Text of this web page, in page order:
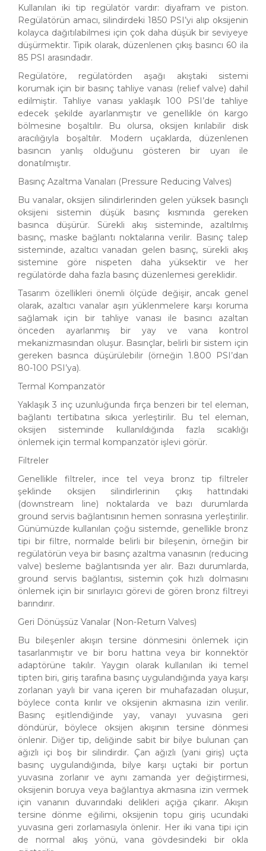
Kullanılan iki tip regülatör vardır: diyafram ve piston.
Regülatörün amacı, silindirdeki 1850 PSI’yi alıp oksijenin
kolayca dağıtılabilmesi için çok daha düşük bir seviyeye
düşürmektir. Tipik olarak, düzenlenen çıkış basıncı 60 ila
85 PSI arasındadır.
Regülatöre, regülatörden aşağı akıştaki sistemi
korumak için bir basınç tahliye vanası (relief valve) dahil
edilmiştir. Tahliye vanası yaklaşık 100 PSI’de tahliye
edecek şekilde ayarlanmıştır ve genellikle ön kargo
bölmesine boşaltılır. Bu olursa, oksijen kırılabilir disk
aracılığıyla boşaltılır. Modern uçaklarda, düzenlenen
basıncın yanlış olduğunu gösteren bir uyarı ile
donatılmıştır.
Basınç Azaltma Vanaları (Pressure Reducing Valves)
Bu vanalar, oksijen silindirlerinden gelen yüksek basınçlı
oksijeni sistemin düşük basınç kısmında gereken
basınca düşürür. Sürekli akış sisteminde, azaltılmış
basınç, maske bağlantı noktalarına verilir. Basınç talep
sisteminde, azaltıcı vanadan gelen basınç, sürekli akış
sistemine göre nispeten daha yüksektir ve her
regülatörde daha fazla basınç düzenlemesi gereklidir.
Tasarım özellikleri önemli ölçüde değişir, ancak genel
olarak, azaltıcı vanalar aşırı yüklenmelere karşı koruma
sağlamak için bir tahliye vanası ile basıncı azaltan
önceden ayarlanmış bir yay ve vana kontrol
mekanizmasından oluşur. Basınçlar, belirli bir sistem için
gereken basınca düşürülebilir (örneğin 1.800 PSI’dan
80-100 PSI’ya).
Termal Kompanzatör
Yaklaşık 3 inç uzunluğunda fırça benzeri bir tel eleman,
bağlantı tertibatına sıkıca yerleştirilir. Bu tel eleman,
oksijen sisteminde kullanıldığında fazla sıcaklığı
önlemek için termal kompanzatör işlevi görür.
Filtreler
Genellikle filtreler, ince tel veya bronz tip filtreler
şeklinde oksijen silindirlerinin çıkış hattındaki
(downstream line) noktalarda ve bazı durumlarda
ground servis bağlantısının hemen sonrasına yerleştirilir.
Günümüzde kullanılan çoğu sistemde, genellikle bronz
tipi bir filtre, normalde belirli bir bileşenin, örneğin bir
regülatörün veya bir basınç azaltma vanasının (reducing
valve) besleme bağlantısında yer alır. Bazı durumlarda,
ground servis bağlantısı, sistemin çok hızlı dolmasını
önlemek için bir sınırlayıcı görevi de gören bronz filtreyi
barındırır.
Geri Dönüşsüz Vanalar (Non-Return Valves)
Bu bileşenler akışın tersine dönmesini önlemek için
tasarlanmıştır ve bir boru hattına veya bir konnektör
adaptörüne takılır. Yaygın olarak kullanılan iki temel
tipten biri, giriş tarafına basınç uygulandığında yaya karşı
zorlanan yaylı bir vana içeren bir muhafazadan oluşur,
böylece conta kırılır ve oksijenin akmasına izin verilir.
Basınç eşitlendiğinde yay, vanayı yuvasına geri
döndürür, böylece oksijen akışının tersine dönmesi
önlenir. Diğer tip, deliğinde sabit bir bilye bulunan çan
ağızlı içi boş bir silindirdir. Çan ağızlı (yani giriş) uçta
basınç uygulandığında, bilye karşı uçtaki bir portun
yuvasına zorlanır ve aynı zamanda yer değiştirmesi,
oksijenin boruya veya bağlantıya akmasına izin vermek
için vananın duvarındaki delikleri açığa çıkarır. Akışın
tersine dönme eğilimi, oksijenin topu giriş ucundaki
yuvasına geri zorlamasıyla önlenir. Her iki vana tipi için
de normal akış yönü, vana gövdesindeki bir okla